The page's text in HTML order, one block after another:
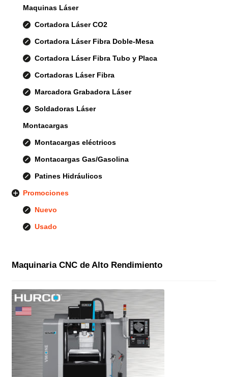
Maquinas Láser
Cortadora Láser CO2
Cortadora Láser Fibra Doble-Mesa
Cortadora Láser Fibra Tubo y Placa
Cortadoras Láser Fibra
Marcadora Grabadora Láser
Soldadoras Láser
Montacargas
Montacargas eléctricos
Montacargas Gas/Gasolina
Patines Hidráulicos
Promociones
Nuevo
Usado
Maquinaria CNC de Alto Rendimiento